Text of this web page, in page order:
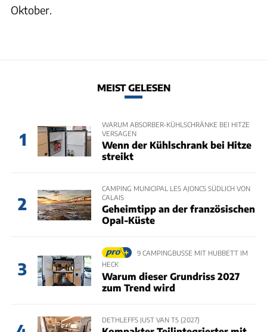
Oktober.
MEIST GELESEN
1
WARUM ABSORBER-KÜHLSCHRÄNKE BEI HITZE
VERSAGEN
Wenn der Kühlschrank bei Hitze
streikt
2
CAMPING MUNICIPAL LES AJONCS SÜDLICH VON
CALAIS
Geheimtipp an der französischen
Opal-Küste
3
9 CAMPINGBUSSE MIT HUBBETT IM
HECK
Warum dieser Grundriss 2027
zum Trend wird
DETHLEFFS JUST VAN T5 (2027)